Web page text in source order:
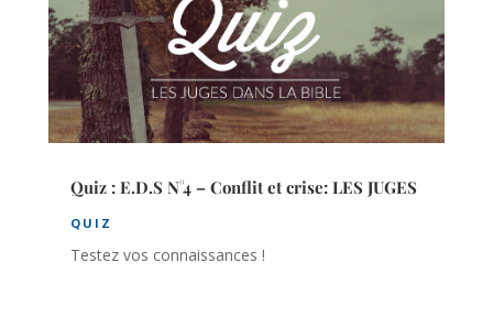
Quiz : E.D.S N°4 – Conflit et crise: LES JUGES
QUIZ
Testez vos connaissances !